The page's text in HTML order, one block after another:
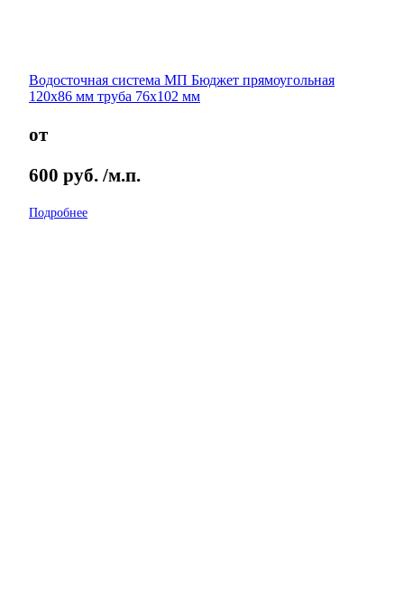
Водосточная система МП Бюджет прямоугольная
120х86 мм труба 76х102 мм
от
600 руб. /м.п.
Подробнее